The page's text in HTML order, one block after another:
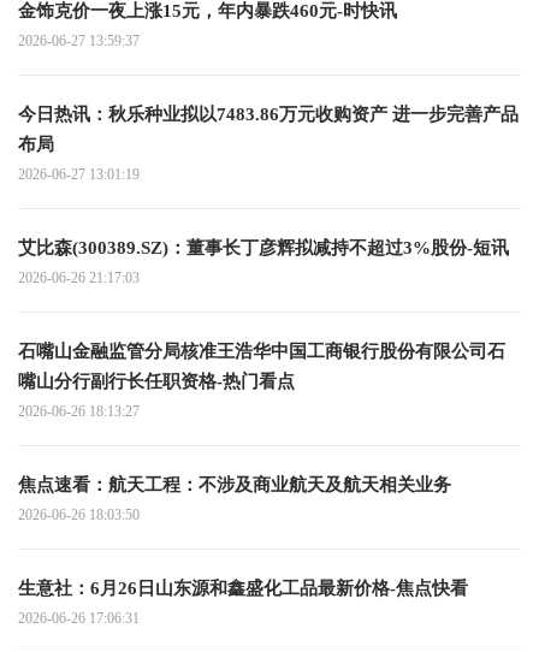
金饰克价一夜上涨15元，年内暴跌460元-时快讯
2026-06-27 13:59:37
今日热讯：秋乐种业拟以7483.86万元收购资产 进一步完善产品
布局
2026-06-27 13:01:19
艾比森(300389.SZ)：董事长丁彦辉拟减持不超过3%股份-短讯
2026-06-26 21:17:03
石嘴山金融监管分局核准王浩华中国工商银行股份有限公司石
嘴山分行副行长任职资格-热门看点
2026-06-26 18:13:27
焦点速看：航天工程：不涉及商业航天及航天相关业务
2026-06-26 18:03:50
生意社：6月26日山东源和鑫盛化工品最新价格-焦点快看
2026-06-26 17:06:31